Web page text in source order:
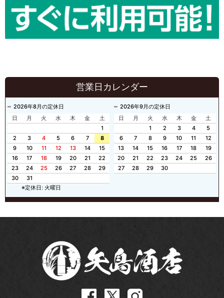
営業日カレンダー
2026年8月の定休日
日
月 火 水 木 金
土
1
2
3 4 5 6 7
8
9
10 11 12 13 14
15
16
17 18 19 20 21
22
23
24 25 26 27 28
29
30
31
2026年9月の定休日
日
月 火 水 木 金
土
1
2 3 4
5
6
7 8 9 10 11
12
13
14 15 16 17 18
19
20
21 22 23 24 25
26
27
28 29 30
※定休日: 火曜日